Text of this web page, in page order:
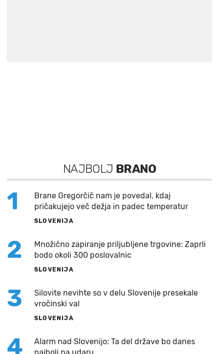
NAJBOLJ BRANO
1
Brane Gregorčič nam je povedal, kdaj
pričakujejo več dežja in padec temperatur
SLOVENIJA
2
Množično zapiranje priljubljene trgovine: Zaprli
bodo okoli 300 poslovalnic
SLOVENIJA
3
Silovite nevihte so v delu Slovenije presekale
vročinski val
SLOVENIJA
4
Alarm nad Slovenijo: Ta del države bo danes